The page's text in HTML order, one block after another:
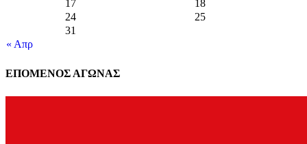
« Απρ
17
18
24
25
31
ΕΠΟΜΕΝΟΣ ΑΓΩΝΑΣ